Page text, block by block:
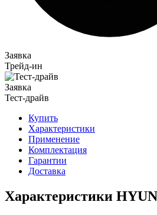
Заявка
Трейд-ин
Заявка
Тест-драйв
Купить
Характеристики
Применение
Комплектация
Гарантии
Доставка
Характеристики